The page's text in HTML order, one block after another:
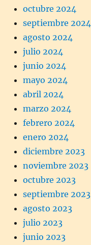
octubre 2024
septiembre 2024
agosto 2024
julio 2024
junio 2024
mayo 2024
abril 2024
marzo 2024
febrero 2024
enero 2024
diciembre 2023
noviembre 2023
octubre 2023
septiembre 2023
agosto 2023
julio 2023
junio 2023